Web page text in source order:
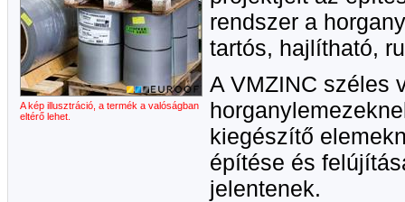
A kép illusztráció, a termék a valóságban
eltérő lehet.
rendszer a
tartós, hajlítható,
A VMZINC széles
kiegészítő
építése és
jelentenek.